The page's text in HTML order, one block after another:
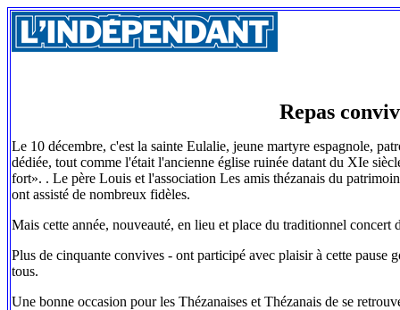
Repas
Le 10 décembre, c'est la sainte Eulalie, jeune martyre espagnole,
dédiée, tout comme l'était l'ancienne église ruinée datant du XIe
fort». . Le père Louis et l'association Les amis thézanais du
ont assisté de nombreux fidèles.
Mais cette année, nouveauté, en lieu et place du traditionnel
Plus de cinquante convives - ont participé avec plaisir à cette pause
tous.
Une bonne occasion pour les Thézanaises et Thézanais de se